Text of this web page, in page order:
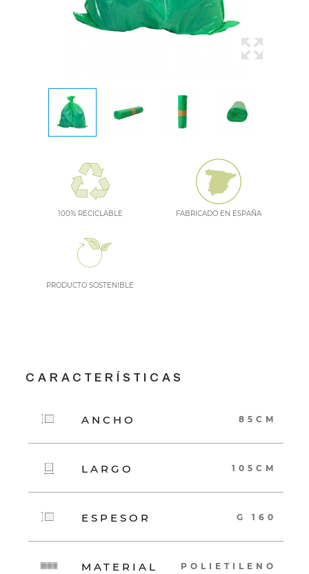
100% RECICLABLE FABRICADO EN ESPAÑA
PRODUCTO SOSTENIBLE
CARACTERÍSTICAS
ANCHO 85CM
LARGO 105CM
ESPESOR G 160
MATERIAL POLIETILENO